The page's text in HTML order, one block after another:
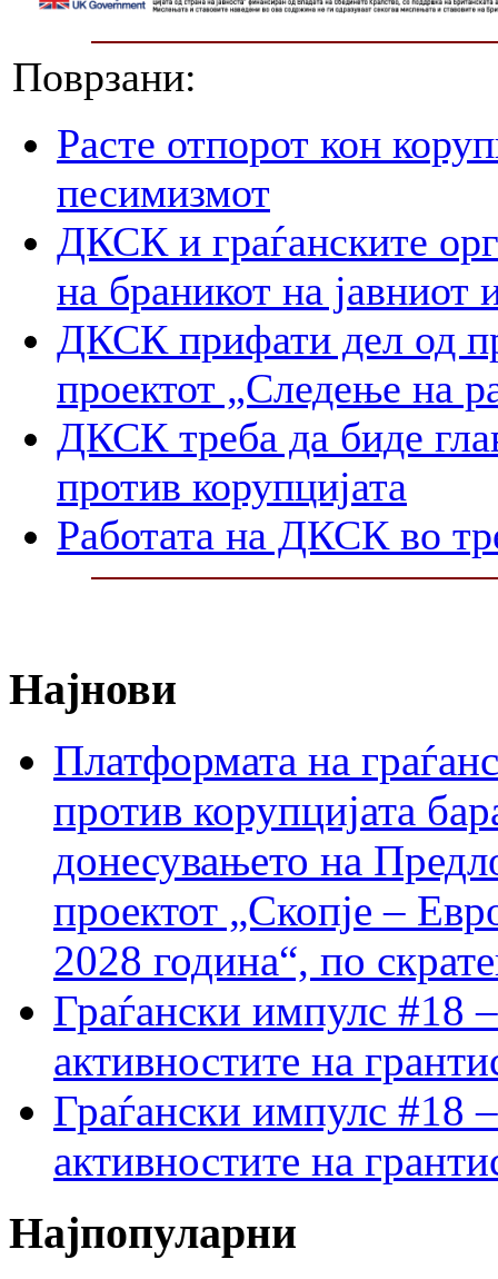
Поврзани:
Расте отпорот кон
песимизмот
ДКСК и граѓанските
на браникот на јавниот
ДКСК прифати дел од
проектот „Следење на
ДКСК треба да биде
против корупцијата
Работата на ДКСК во
Најнови
Платформата на
против корупцијата
донесувањето на
проектот „Скопје –
2028 година“, по
Граѓански импулс #18
активностите на
Граѓански импулс #18
активностите на
Најпопуларни